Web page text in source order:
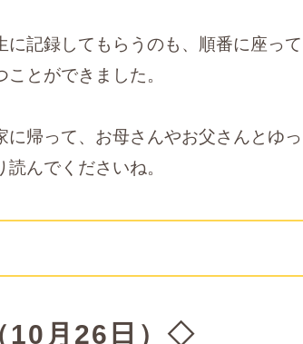
に記録してもらうのも、順番に座って
ことができました。
に帰って、お母さんやお父さんとゆっ
読んでくださいね。
10月26日）◇